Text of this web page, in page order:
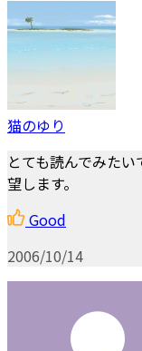
猫のゆり
とても読んでみた
望します。
Good
2006/10/14